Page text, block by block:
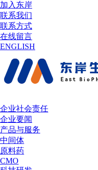
加入东岸
联系我们
联系方式
在线留言
ENGLISH
企业社会责任
企业要闻
产品与服务
中间体
原料药
CMO